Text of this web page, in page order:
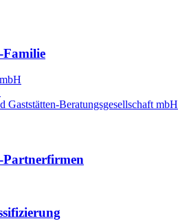
Beratungsgesellschaft mbH